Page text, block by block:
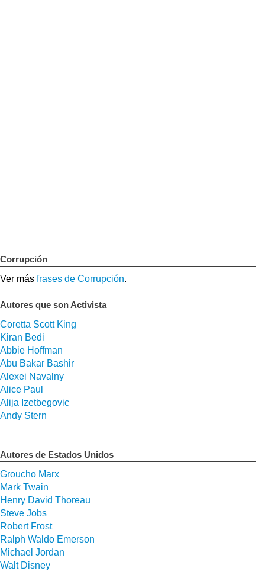
Corrupción
Ver más frases de Corrupción.
Autores que son Activista
Coretta Scott King
Kiran Bedi
Abbie Hoffman
Abu Bakar Bashir
Alexei Navalny
Alice Paul
Alija Izetbegovic
Andy Stern
Autores de Estados Unidos
Groucho Marx
Mark Twain
Henry David Thoreau
Steve Jobs
Robert Frost
Ralph Waldo Emerson
Michael Jordan
Walt Disney